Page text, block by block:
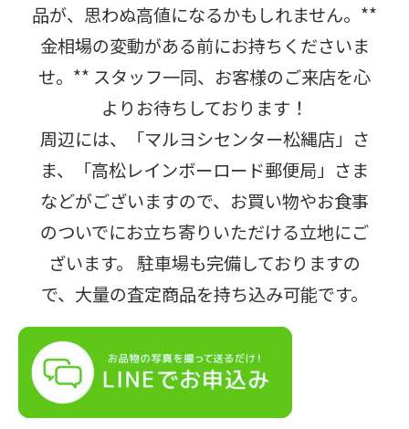
品が、思わぬ高値になるかもしれません。**
金相場の変動がある前にお持ちくださいま
せ。** スタッフ一同、お客様のご来店を心
よりお待ちしております！
周辺には、「マルヨシセンター松縄店」さ
ま、「高松レインボーロード郵便局」さま
などがございますので、お買い物やお食事
のついでにお立ち寄りいただける立地にご
ざいます。 駐車場も完備しておりますの
で、大量の査定商品を持ち込み可能です。